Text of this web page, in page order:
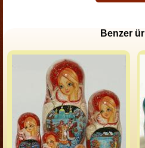
Benzer